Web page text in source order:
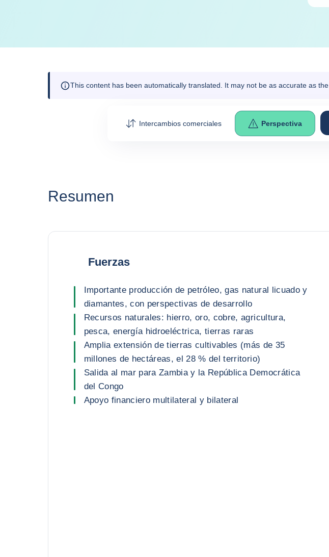
This content has been automatically translated. It may not be as accurate as the
Intercambios comerciales Perspectiva
Resumen
Fuerzas
Importante producción de petróleo, gas natural licuado y
diamantes, con perspectivas de desarrollo
Recursos naturales: hierro, oro, cobre, agricultura,
pesca, energía hidroeléctrica, tierras raras
Amplia extensión de tierras cultivables (más de 35
millones de hectáreas, el 28 % del territorio)
Salida al mar para Zambia y la República Democrática
del Congo
Apoyo financiero multilateral y bilateral